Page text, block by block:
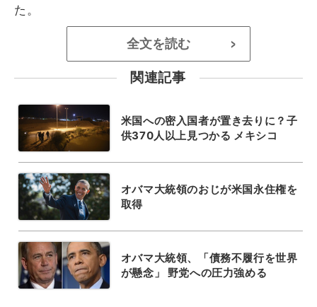
た。
全文を読む >
関連記事
米国への密入国者が置き去りに？子
供370人以上見つかる メキシコ
オバマ大統領のおじが米国永住権を
取得
オバマ大統領、「債務不履行を世界
が懸念」 野党への圧力強める